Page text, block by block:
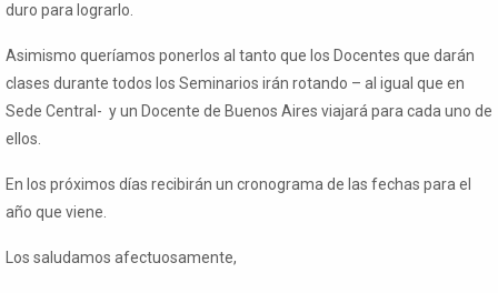
duro para lograrlo.
Asimismo queríamos ponerlos al tanto que los Docentes que darán
clases durante todos los Seminarios irán rotando – al igual que en
Sede Central- y un Docente de Buenos Aires viajará para cada uno de
ellos.
En los próximos días recibirán un cronograma de las fechas para el
año que viene.
Los saludamos afectuosamente,